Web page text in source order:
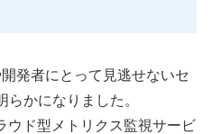
発者にとって見逃せないセ
かになりました。
ウド型メトリクス監視サービ